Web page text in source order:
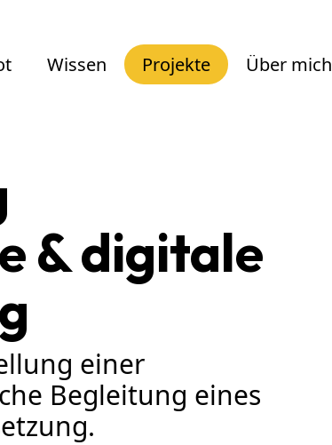
Wissen Projekte Über mich
& digitale
einer
Begleitung eines